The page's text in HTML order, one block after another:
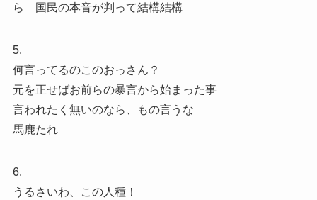
ら 国民の本音が判って結構結構
5.
何言ってるのこのおっさん？
元を正せばお前らの暴言から始まった事
言われたく無いのなら、もの言うな
馬鹿たれ
6.
うるさいわ、この人種！